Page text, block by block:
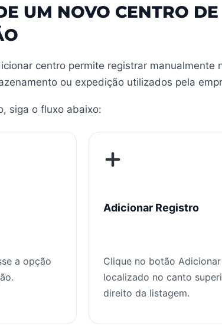
UM NOVO CENTRO DE
centro permite registrar manualmente
ou expedição utilizados pela
siga o fluxo abaixo:
a opção
Adicionar Registro
Clique no botão Adicionar
localizado no canto
direito da listagem.